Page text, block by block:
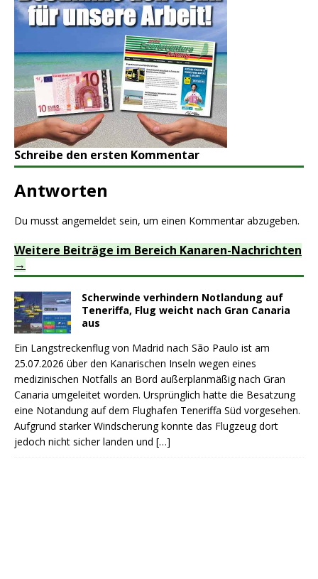
Schreibe den ersten Kommentar
Antworten
Du musst angemeldet sein, um einen Kommentar abzugeben.
Weitere Beiträge im Bereich Kanaren-Nachrichten
Scherwinde verhindern Notlandung auf
Teneriffa, Flug weicht nach Gran Canaria
aus
Ein Langstreckenflug von Madrid nach São Paulo ist am
25.07.2026 über den Kanarischen Inseln wegen eines
medizinischen Notfalls an Bord außerplanmäßig nach Gran
Canaria umgeleitet worden. Ursprünglich hatte die Besatzung
eine Notandung auf dem Flughafen Teneriffa Süd vorgesehen.
Aufgrund starker Windscherung konnte das Flugzeug dort
jedoch nicht sicher landen und […]